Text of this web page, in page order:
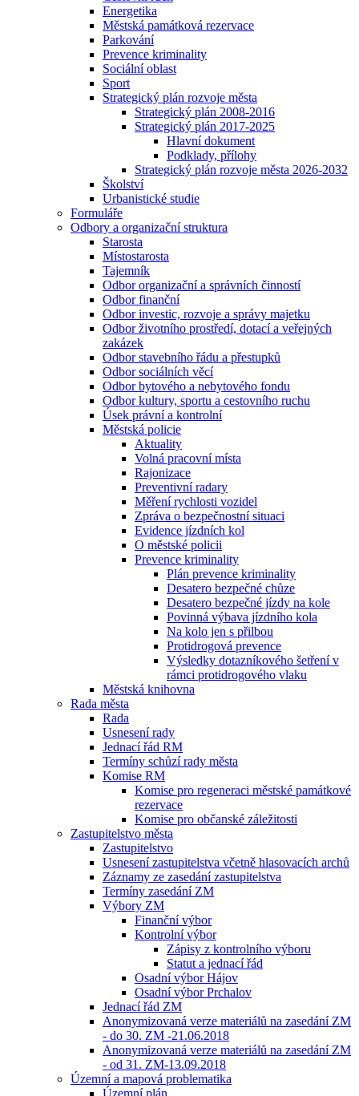
Energetika
Městská památková rezervace
Parkování
Prevence kriminality
Sociální oblast
Sport
Strategický plán rozvoje města
Strategický plán 2008-2016
Strategický plán 2017-2025
Hlavní dokument
Podklady, přílohy
Strategický plán rozvoje města 2026-2032
Školství
Urbanistické studie
Formuláře
Odbory a organizační struktura
Starosta
Místostarosta
Tajemník
Odbor organizační a správních činností
Odbor finanční
Odbor investic, rozvoje a správy majetku
Odbor životního prostředí, dotací a veřejných
zakázek
Odbor stavebního řádu a přestupků
Odbor sociálních věcí
Odbor bytového a nebytového fondu
Odbor kultury, sportu a cestovního ruchu
Úsek právní a kontrolní
Městská policie
Aktuality
Volná pracovní místa
Rajonizace
Preventivní radary
Měření rychlosti vozidel
Zpráva o bezpečnostní situaci
Evidence jízdních kol
O městské policii
Prevence kriminality
Plán prevence kriminality
Desatero bezpečné chůze
Desatero bezpečné jízdy na kole
Povinná výbava jízdního kola
Na kolo jen s přilbou
Protidrogová prevence
Výsledky dotazníkového šetření v
rámci protidrogového vlaku
Městská knihovna
Rada města
Rada
Usnesení rady
Jednací řád RM
Termíny schůzí rady města
Komise RM
Komise pro regeneraci městské památkové
rezervace
Komise pro občanské záležitosti
Zastupitelstvo města
Zastupitelstvo
Usnesení zastupitelstva včetně hlasovacích archů
Záznamy ze zasedání zastupitelstva
Termíny zasedání ZM
Výbory ZM
Finanční výbor
Kontrolní výbor
Zápisy z kontrolního výboru
Statut a jednací řád
Osadní výbor Hájov
Osadní výbor Prchalov
Jednací řád ZM
Anonymizovaná verze materiálů na zasedání ZM
- do 30. ZM -21.06.2018
Anonymizovaná verze materiálů na zasedání ZM
- od 31. ZM-13.09.2018
Územní a mapová problematika
Územní plán